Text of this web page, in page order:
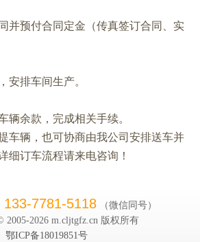
并预付合同定金（传真签订合同、实
安排车间生产。
辆余款，完成相关手续。
车辆，也可协商由我公司安排送车并
细订车流程请来电咨询！
133-7781-5118（微信同号）
2005-2026 m.cljtgfz.cn 版权所有
鄂ICP备18019851号